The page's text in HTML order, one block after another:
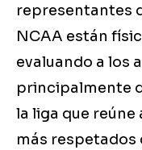
representantes
NCAA están
evaluando a los
principalmente
la liga que
más respetados